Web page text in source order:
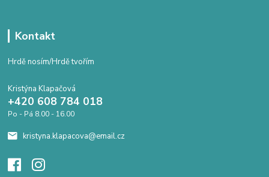
Kontakt
Hrdě nosím/Hrdě tvořím
Kristýna Klapačová
+420 608 784 018
Po - Pá 8.00 - 16.00
kristyna.klapacova@email.cz